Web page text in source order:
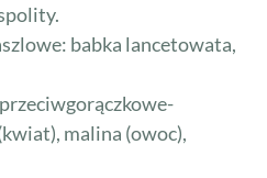
babka lancetowata,
malina (owoc),